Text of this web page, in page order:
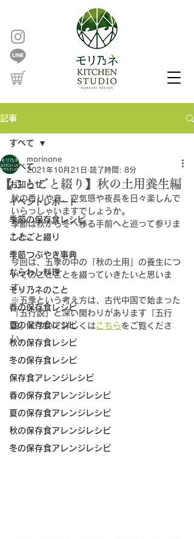
記事
すべて
お知らせ
イベントレポート
季節の保存食レシピ
ことごと綴り
季節つぶやき事典
ならわし料理
モリ乃ネのこと
春の保存食レシピ
夏の保存食レシピ
秋の保存食レシピ
冬の保存食レシピ
保存食アレンジレシピ
春の保存食アレンジレシピ
夏の保存食アレンジレシピ
秋の保存食アレンジレシピ
冬の保存食アレンジレシピ
すべて
【ことごと綴り】秋の土用養生編
morinone
2021年10月21日 読了時間: 8分
秋の香りや音、空気感や夜長を日々楽しんで
いらっしゃいますでしょうか。
季節は秋から冬へ移る手前へと巡って参りま
した。
今回は、五季の中の「秋の土用」の養生につ
いてのことごとを綴っていきたいと思いま
す。
※五季という考え方は、古代中国で始まった
「五行説」と深い関わりがあります「五行
説」について詳しくは こちらをご覧くださ
い。